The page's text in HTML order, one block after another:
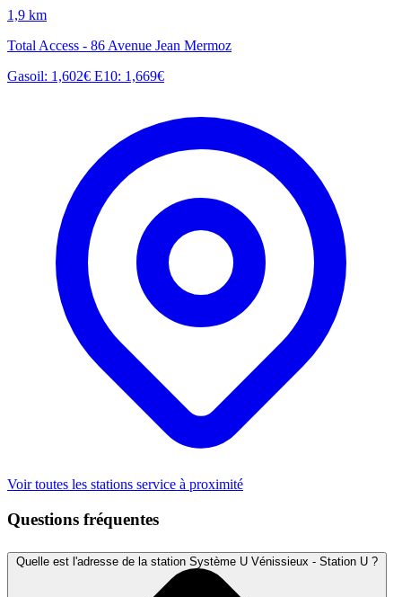
1,9 km
Total Access - 86 Avenue Jean Mermoz
Gasoil: 1,602€ E10: 1,669€
Voir toutes les stations service à proximité
Questions fréquentes
Quelle est l'adresse de la station Système U Vénissieux - Station U ?